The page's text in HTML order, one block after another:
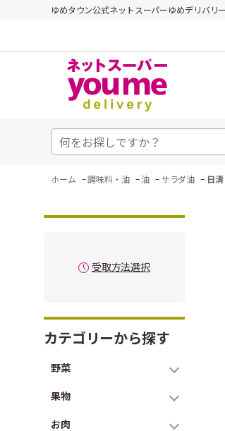
ゆめタウン公式ネットスーパーゆめデリバリ
ホーム -調味料・油 -油 - サラダ油 - 日
受取方法選択
カテゴリーから探す
野菜
果物
お肉